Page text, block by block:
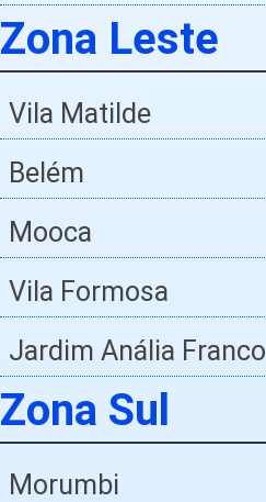
Zona Leste
Vila Matilde
Belém
Mooca
Vila Formosa
Jardim Anália Franco
Zona Sul
Morumbi